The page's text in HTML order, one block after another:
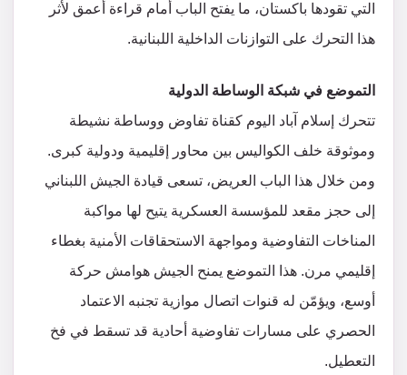
التي تقودها باكستان، ما يفتح الباب أمام قراءة أعمق لأثر
هذا التحرك على التوازنات الداخلية اللبنانية.
​التموضع في شبكة الوساطة الدولية
​تتحرك إسلام آباد اليوم كقناة تفاوض ووساطة نشيطة
وموثوقة خلف الكواليس بين محاور إقليمية ودولية كبرى.
ومن خلال هذا الباب العريض، تسعى قيادة الجيش اللبناني
إلى حجز مقعد للمؤسسة العسكرية يتيح لها مواكبة
المناخات التفاوضية ومواجهة الاستحقاقات الأمنية بغطاء
إقليمي مرن. هذا التموضع يمنح الجيش هوامش حركة
أوسع، ويؤمّن له قنوات اتصال موازية تجنبه الاعتماد
الحصري على مسارات تفاوضية أحادية قد تسقط في فخ
التعطيل.